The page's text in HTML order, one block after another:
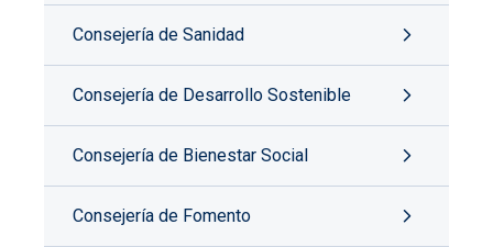
Consejería de Sanidad
Consejería de Desarrollo Sostenible
Consejería de Bienestar Social
Consejería de Fomento